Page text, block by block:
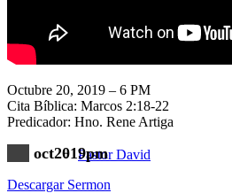
Pastor David
Octubre 20, 2019 – 6 PM
Cita Bíblica: Marcos 2:18-22
Predicador: Hno. Rene Artiga
oct2019pm
Descargar Sermon